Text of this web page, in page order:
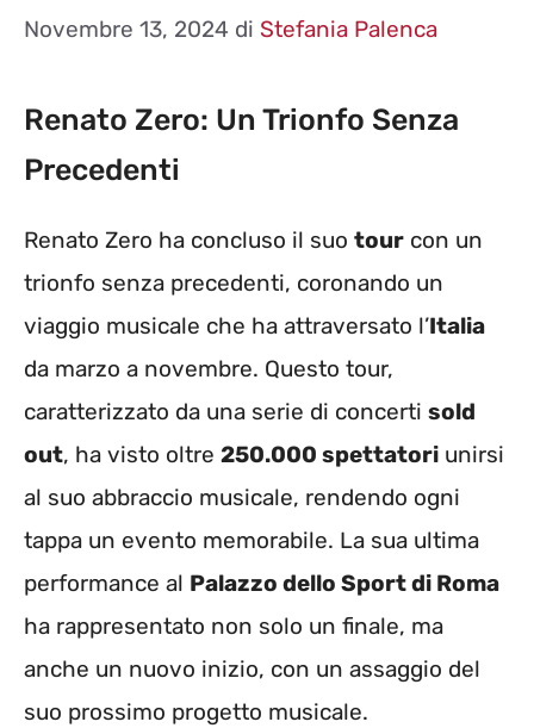
Novembre 13, 2024 di Stefania Palenca
Renato Zero: Un Trionfo Senza
Precedenti
Renato Zero ha concluso il suo tour con un
trionfo senza precedenti, coronando un
viaggio musicale che ha attraversato l’Italia
da marzo a novembre. Questo tour,
caratterizzato da una serie di concerti sold
out, ha visto oltre 250.000 spettatori unirsi
al suo abbraccio musicale, rendendo ogni
tappa un evento memorabile. La sua ultima
performance al Palazzo dello Sport di Roma
ha rappresentato non solo un finale, ma
anche un nuovo inizio, con un assaggio del
suo prossimo progetto musicale.